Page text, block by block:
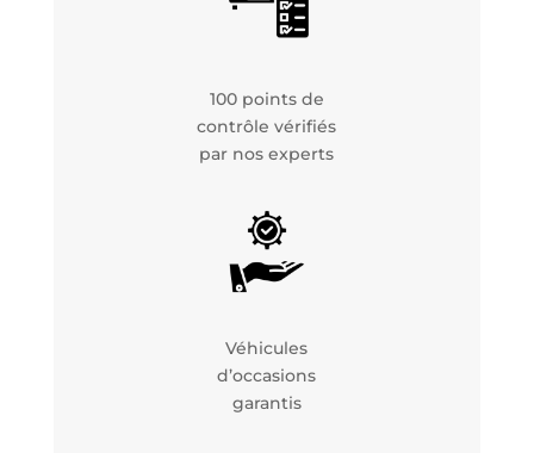
100 points de
contrôle vérifiés
par nos experts
Véhicules
d’occasions
garantis